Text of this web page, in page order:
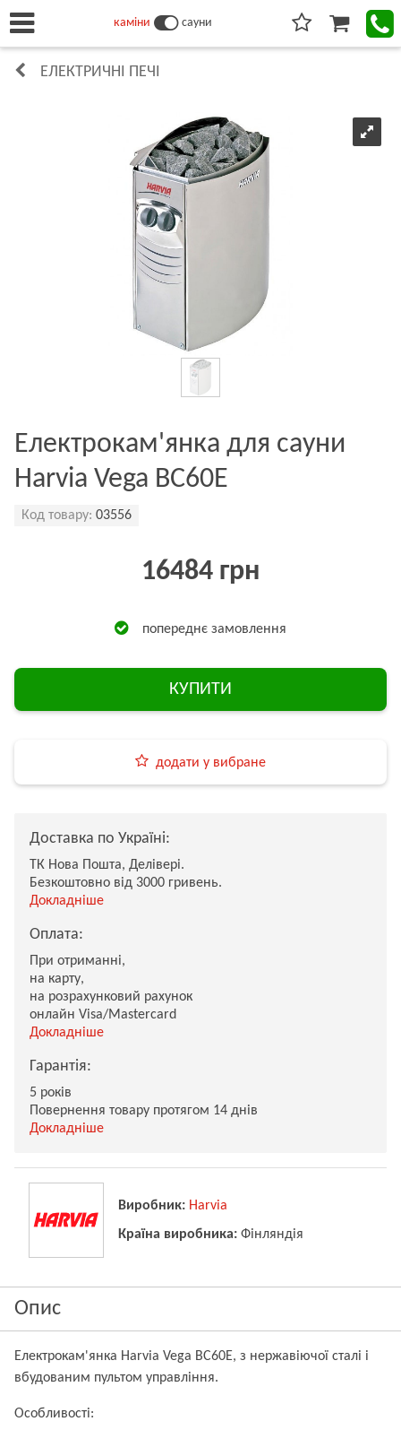
каміни сауни
ЕЛЕКТРИЧНІ ПЕЧІ
Електрокам'янка для сауни
Harvia Vega BC60E
Код товару: 03556
16484 грн
попереднє замовлення
КУПИТИ
додати у вибране
Доставка по Україні:
ТК Нова Пошта, Делівері.
Безкоштовно від 3000 гривень.
Докладніше
Оплата:
При отриманні,
на карту,
на розрахунковий рахунок
онлайн Visa/Mastercard
Докладніше
Гарантія:
5 років
Повернення товару протягом 14 днів
Докладніше
Виробник: Harvia
Країна виробника: Фінляндія
Опис
Електрокам'янка Harvia Vega BC60E, з нержавіючої сталі і
вбудованим пультом управління.
Особливості: